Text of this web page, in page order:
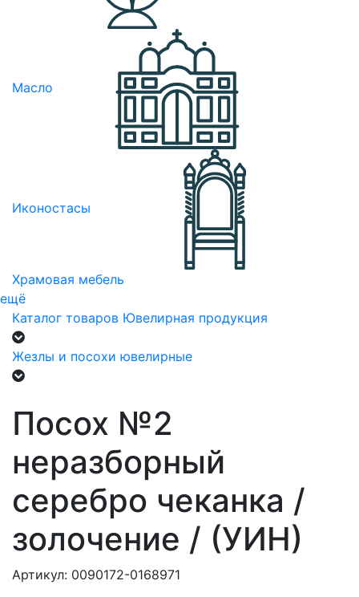
Масло
Иконостасы
Храмовая мебель
ещё
Каталог товаров Ювелирная продукция
Жезлы и посохи ювелирные
Посох №2
неразборный
серебро чеканка /
золочение / (УИН)
Артикул: 0090172-0168971